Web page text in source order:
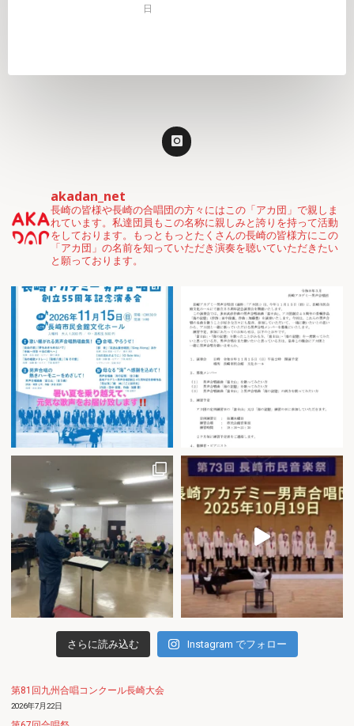
日
akadan_net
長崎の皆様や長崎の合唱団の方々にはこの「アカ団」で親しま
れています。私達団員もこの名称に親しみと誇りを持って活動
をしております。もっともっとたくさんの長崎の皆様方にこの
「アカ団」の名前を知っていただき演奏を聴いていただきたい
と願っております。
さらに読み込む Instagram でフォロー
第81回九州合唱コンクール長崎大会
2026年7月22日